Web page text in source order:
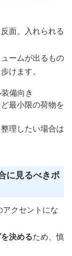
面、入れられる
ームが出るもの
けます。
備向き
最小限の荷物を
理したい場合は
に見るべきポ
クセントにな
決めるため、慎